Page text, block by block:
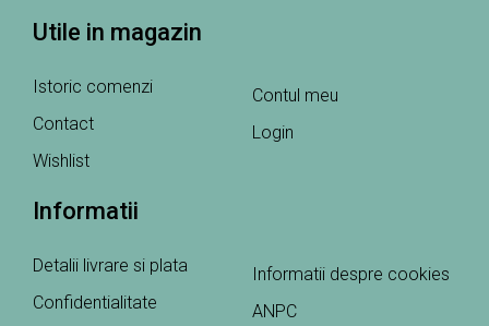
Utile in magazin
Istoric comenzi
Contact
Wishlist
Contul meu
Login
Informatii
Detalii livrare si plata
Confidentialitate
Informatii despre cookies
ANPC